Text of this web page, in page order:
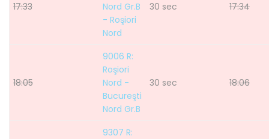
17:33
Nord Gr.B
- Roşiori
Nord
30 sec 17:34
18:05
9006 R:
Roşiori
Nord -
Bucureşti
Nord Gr.B
30 sec 18:06
9307 R: